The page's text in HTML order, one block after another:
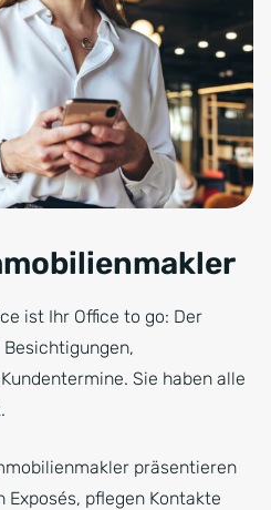
ist Ihr Office to go: Der
Sie haben alle
präsentieren
pflegen Kontakte